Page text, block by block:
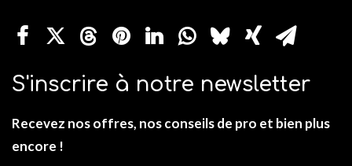
S'inscrire à notre newsletter
Recevez nos offres, nos conseils de pro et bien plus
encore !